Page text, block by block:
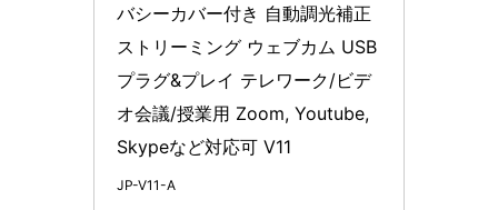
バシーカバー付き 自動調光補正
ストリーミング ウェブカム USB
プラグ&プレイ テレワーク/ビデ
オ会議/授業用 Zoom, Youtube,
Skypeなど対応可 V11
JP-V11-A